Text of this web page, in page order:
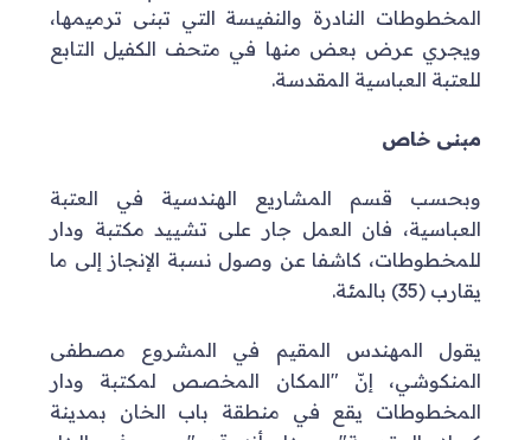
المخطوطات النادرة والنفيسة التي تبنى ترميمها،
ويجري عرض بعض منها في متحف الكفيل التابع
للعتبة العباسية المقدسة.
مبنى خاص
وبحسب قسم المشاريع الهندسية في العتبة
العباسية، فان العمل جار على تشييد مكتبة ودار
للمخطوطات، كاشفا عن وصول نسبة الإنجاز إلى ما
يقارب (35) بالمئة.
يقول المهندس المقيم في المشروع مصطفى
المنكوشي، إنّ "المكان المخصص لمكتبة ودار
المخطوطات يقع في منطقة باب الخان بمدينة